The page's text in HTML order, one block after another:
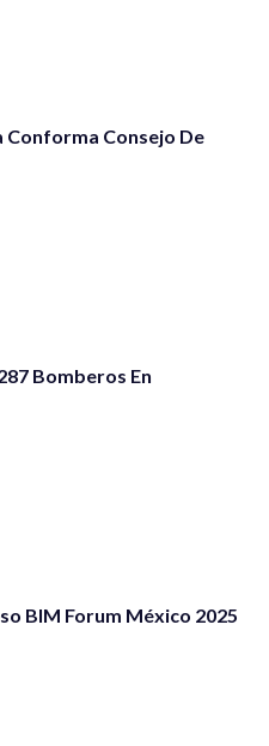
Consejo De
Bomberos En
BIM Forum México 2025